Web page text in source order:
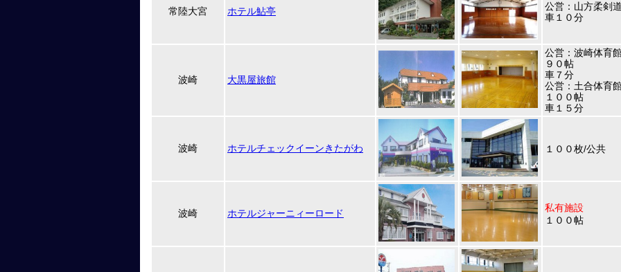
常陸大宮 ホテル鮎亭
公営：山方柔剣
車１０分
波崎 大黒屋旅館
公営：波崎体育
９０帖
車７分
公営：土合体育
１００帖
車１５分
波崎 ホテルチェックイーンきたがわ １００枚/公共
波崎 ホテルジャーニィーロード
私有施設
１００帖